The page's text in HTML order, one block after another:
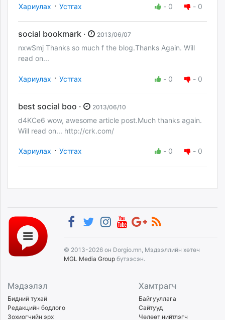
Хариулах · Устгах - 0 - 0
social bookmark · 2013/06/07
nxwSmj Thanks so much f the blog.Thanks Again. Will
read on...
Хариулах · Устгах - 0 - 0
best social boo · 2013/06/10
d4KCe6 wow, awesome article post.Much thanks again.
Will read on... http://crk.com/
Хариулах · Устгах - 0 - 0
© 2013-2026 он Dorgio.mn, Мэдээллийн хөтөч
MGL Media Group бүтээсэн.
Мэдээлэл
Бидний тухай
Редакцийн бодлого
Зохиогчийн эрх
Хамтрагч
Байгууллага
Сайтууд
Чөлөөт нийтлэгч